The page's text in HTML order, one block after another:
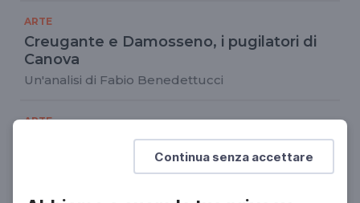
Continua senza accettare
ARTE
Creugante e Damosseno, i pugilatori di
Canova
Un'analisi di Fabio Benedettucci
ARTE
I monumenti funebri di Canova
Un racconto di Fabio Benedettucci